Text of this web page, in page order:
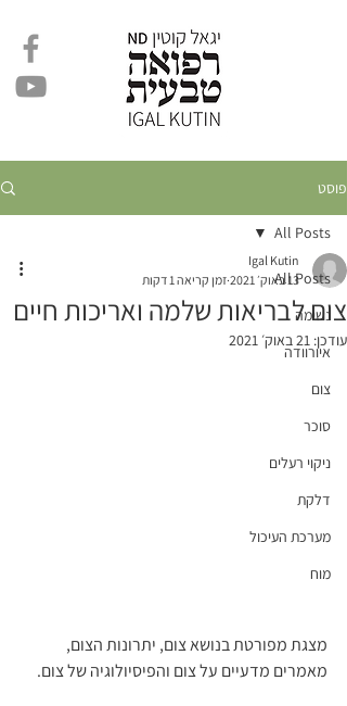
פוסט
All Posts
נשימה
איורוודה
צום
סוכר
ניקוי רעלים
דלקת
מערכת העיכול
מוח
All Posts
צום לבריאות שלמה ואריכות חיים
Igal Kutin
13 באוק׳ 2021
זמן קריאה 1 דקות
עודכן: 21 באוק׳ 2021
מצגת מפורטת בנושא צום, יתרונות הצום,
מאמרים מדעיים על צום והפיסיולוגיה של צום.